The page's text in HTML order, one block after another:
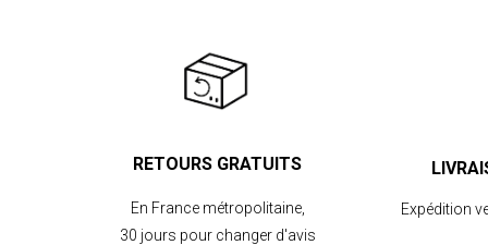
RETOURS GRATUITS
En France métropolitaine,
30 jours pour changer d'avis
Expédition